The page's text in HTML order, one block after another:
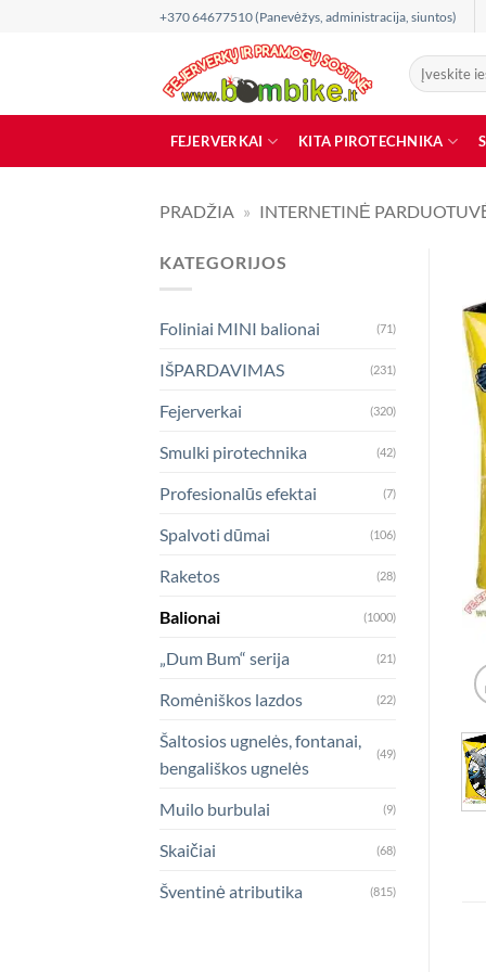
+370 64677510 (Panevėžys, administracija, siuntos)
Ieškoti:
FEJERVERKAI KITA PIROTECHNIKA
PRADŽIA » INTERNETINĖ
KATEGORIJOS
Foliniai MINI balionai (71)
IŠPARDAVIMAS (231)
Fejerverkai (320)
Smulki pirotechnika (42)
Profesionalūs efektai (7)
Spalvoti dūmai (106)
Raketos (28)
Balionai (1000)
„Dum Bum“ serija (21)
Romėniškos lazdos (22)
Šaltosios ugnelės, fontanai,
bengališkos ugnelės
(49)
Muilo burbulai (9)
Skaičiai (68)
Šventinė atributika (815)